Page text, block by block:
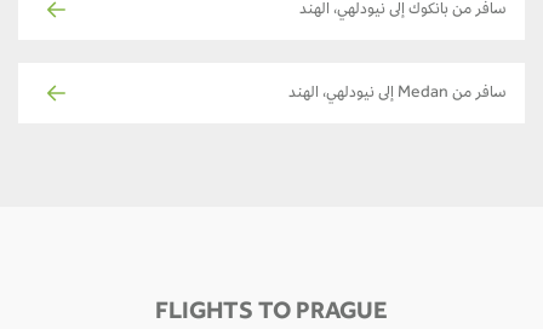
سافر من بانكوك إلى نيودلهي، الهند
سافر من Medan إلى نيودلهي، الهند
FLIGHTS TO PRAGUE